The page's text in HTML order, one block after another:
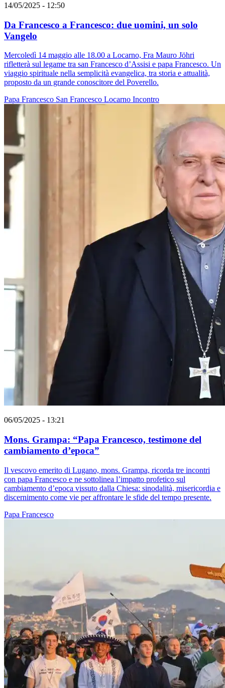
14/05/2025 - 12:50
Da Francesco a Francesco: due uomini, un solo
Vangelo
Mercoledì 14 maggio alle 18.00 a Locarno, Fra Mauro Jöhri
rifletterà sul legame tra san Francesco d’Assisi e papa Francesco. Un
viaggio spirituale nella semplicità evangelica, tra storia e attualità,
proposto da un grande conoscitore del Poverello.
Papa Francesco San Francesco Locarno Incontro
06/05/2025 - 13:21
Mons. Grampa: “Papa Francesco, testimone del
cambiamento d’epoca”
Il vescovo emerito di Lugano, mons. Grampa, ricorda tre incontri
con papa Francesco e ne sottolinea l’impatto profetico sul
cambiamento d’epoca vissuto dalla Chiesa: sinodalità, misericordia e
discernimento come vie per affrontare le sfide del tempo presente.
Papa Francesco